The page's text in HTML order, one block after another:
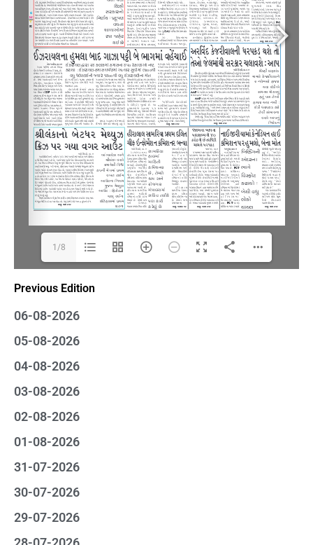
Previous Edition
06-08-2026
05-08-2026
04-08-2026
03-08-2026
02-08-2026
01-08-2026
31-07-2026
30-07-2026
29-07-2026
1/8